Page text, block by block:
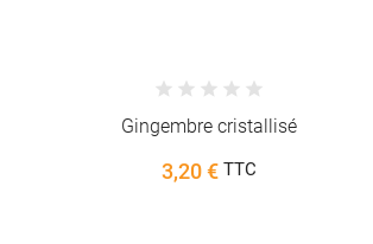
Gingembre cristallisé
3,20 € TTC